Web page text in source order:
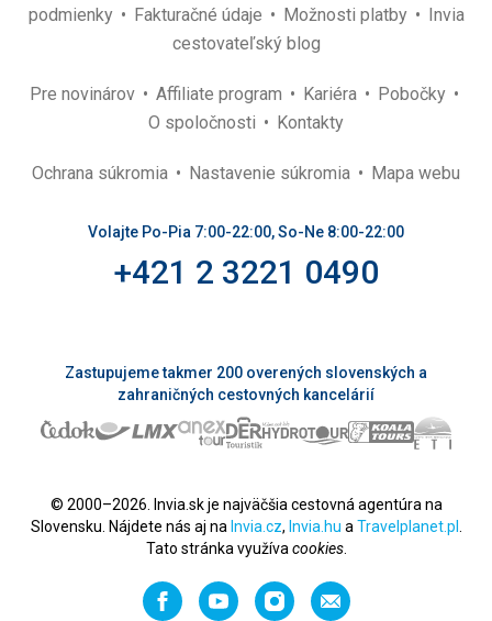
podmienky Fakturačné údaje Možnosti platby
Invia
cestovateľský blog
Pre novinárov Affiliate program Kariéra
Pobočky
O spoločnosti
Kontakty
Ochrana súkromia Nastavenie súkromia Mapa webu
Volajte Po-Pia 7:00-22:00, So-Ne 8:00-22:00
+421 2 3221 0490
Zastupujeme takmer 200 overených slovenských a
zahraničných cestovných kancelárií
© 2000–2026. Invia.sk je najväčšia cestovná agentúra na
Slovensku. Nájdete nás aj na Invia.cz, Invia.hu a Travelplanet.pl
Tato stránka využíva cookies.
FacebookYouTubeInstagramOdporučiť